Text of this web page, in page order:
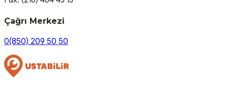
Çağrı Merkezi
0(850) 209 50 50